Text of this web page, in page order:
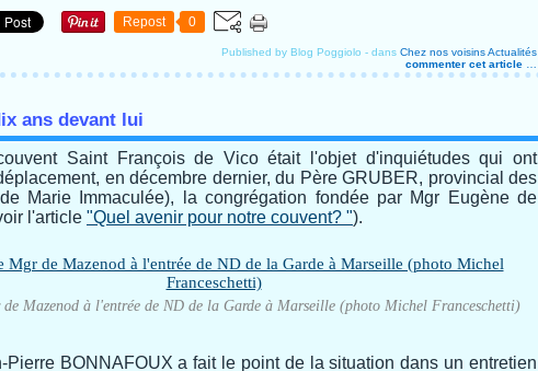
Repost 0
Published by Blog Poggiolo - dans Chez nos voisinsActualités
commenter cet article
ans devant lui
Saint François de Vico était l'objet d'inquiétudes qui ont
en décembre dernier, du Père GRUBER, provincial des
Marie Immaculée), la congrégation fondée par Mgr Eugène de
l'article "Quel avenir pour notre couvent? ").
de Mazenod à l'entrée de ND de la Garde à Marseille (photo Michel Franceschetti)
Pierre BONNAFOUX a fait le point de la situation dans un entretien